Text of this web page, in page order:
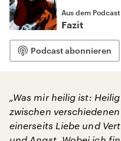
Aus dem Podcast
Fazit
Podcast abonnieren
„Was mir heilig ist:
zwischen
einerseits Liebe und